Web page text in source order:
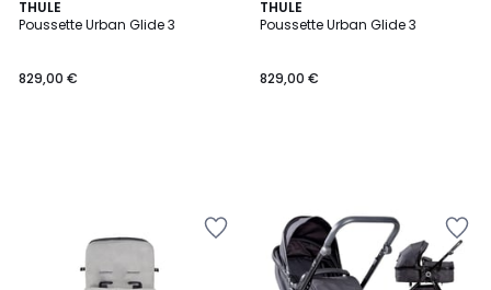
THULE
Poussette Urban Glide 3
829,00 €
THULE
Poussette Urban Glide 3
829,00 €